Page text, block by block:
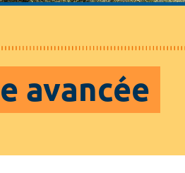
avancée